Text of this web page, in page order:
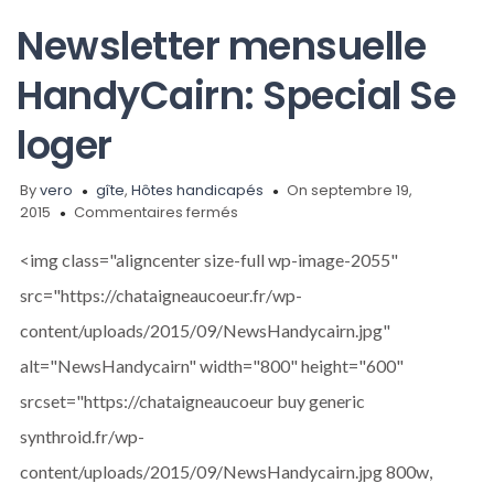
Newsletter mensuelle
HandyCairn: Special Se
loger
Byvero gîte,Hôtes handicapés
On septembre 19,
2015
Commentaires fermés
mensuelle
HandyCairn:
Special
loger
<img class="aligncenter size-full wp-image-2055"
src="https://chataigneaucoeur.fr/wp-
content/uploads/2015/09/NewsHandycairn.jpg"
alt="NewsHandycairn" width="800" height="600"
srcset="https://chataigneaucoeur buy generic
synthroid.fr/wp-
content/uploads/2015/09/NewsHandycairn.jpg 800w,